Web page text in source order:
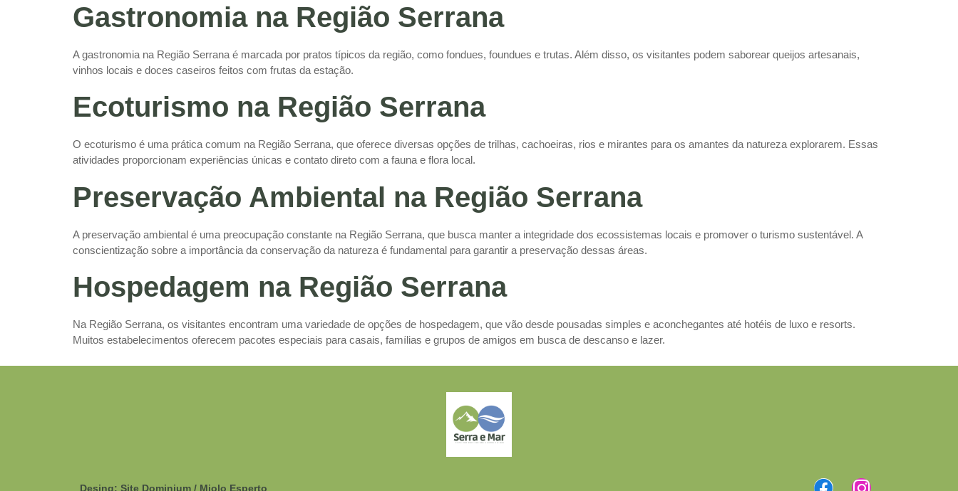
Gastronomia na Região Serrana
A gastronomia na Região Serrana é marcada por pratos típicos da região, como fondues, foundues e trutas. Além disso, os visitantes podem saborear queijos artesanais,
vinhos locais e doces caseiros feitos com frutas da estação.
Ecoturismo na Região Serrana
O ecoturismo é uma prática comum na Região Serrana, que oferece diversas opções de trilhas, cachoeiras, rios e mirantes para os amantes da natureza explorarem. Essas
atividades proporcionam experiências únicas e contato direto com a fauna e flora local.
Preservação Ambiental na Região Serrana
A preservação ambiental é uma preocupação constante na Região Serrana, que busca manter a integridade dos ecossistemas locais e promover o turismo sustentável. A
conscientização sobre a importância da conservação da natureza é fundamental para garantir a preservação dessas áreas.
Hospedagem na Região Serrana
Na Região Serrana, os visitantes encontram uma variedade de opções de hospedagem, que vão desde pousadas simples e aconchegantes até hotéis de luxo e resorts.
Muitos estabelecimentos oferecem pacotes especiais para casais, famílias e grupos de amigos em busca de descanso e lazer.
Desing: Site Dominium / Miolo Esperto